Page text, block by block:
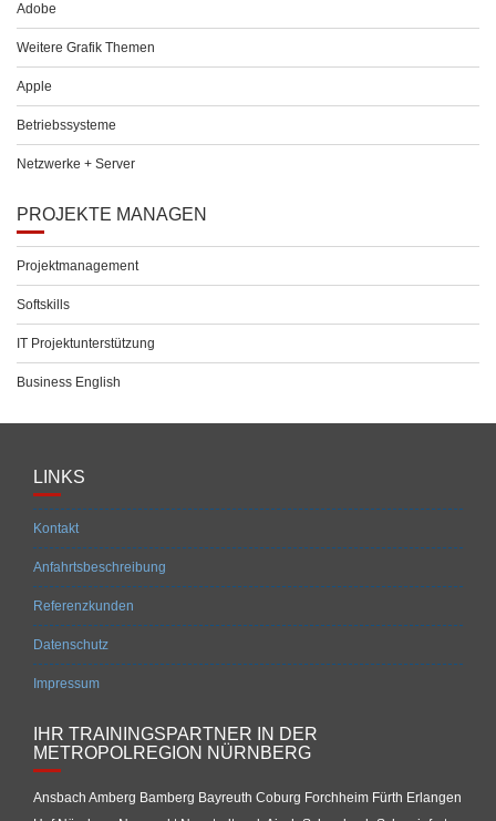
Adobe
Weitere Grafik Themen
Apple
Betriebssysteme
Netzwerke + Server
PROJEKTE MANAGEN
Projektmanagement
Softskills
IT Projektunterstützung
Business English
LINKS
Kontakt
Anfahrtsbeschreibung
Referenzkunden
Datenschutz
Impressum
IHR TRAININGSPARTNER IN DER
METROPOLREGION NÜRNBERG
Ansbach Amberg Bamberg Bayreuth Coburg Forchheim Fürth Erlangen